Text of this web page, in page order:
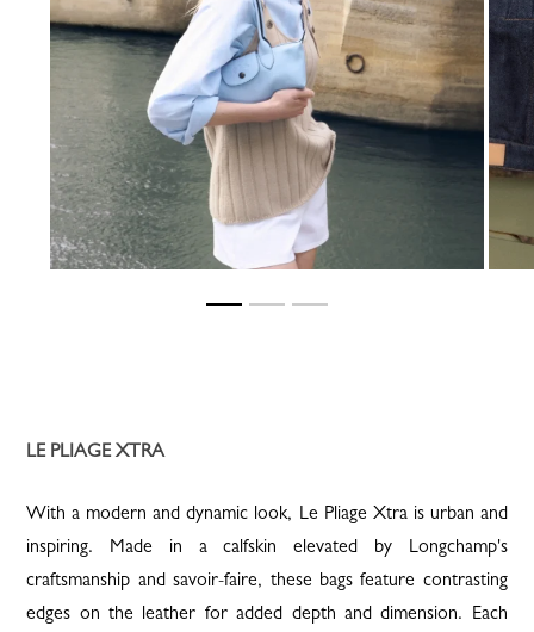
LE PLIAGE XTRA
With a modern and dynamic look, Le Pliage Xtra is urban and
inspiring. Made in a calfskin elevated by Longchamp's
craftsmanship and savoir-faire, these bags feature contrasting
edges on the leather for added depth and dimension. Each